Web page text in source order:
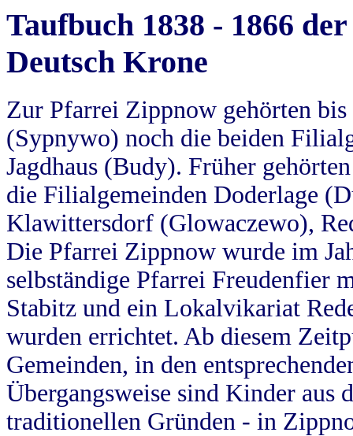
Taufbuch 1838 - 1866
Deutsch Krone
Zur Pfarrei Zippnow gehörten
(Sypnywo) noch die beiden
Jagdhaus (Budy). Früher
die Filialgemeinden Doderlage
Klawittersdorf (Glowaczewo),
Die Pfarrei Zippnow wurde im
selbständige Pfarrei Freudenfier
Stabitz und ein Lokalvikariat
wurden errichtet. Ab diesem
Gemeinden, in den
Übergangsweise sind Kinder aus
traditionellen Gründen - in